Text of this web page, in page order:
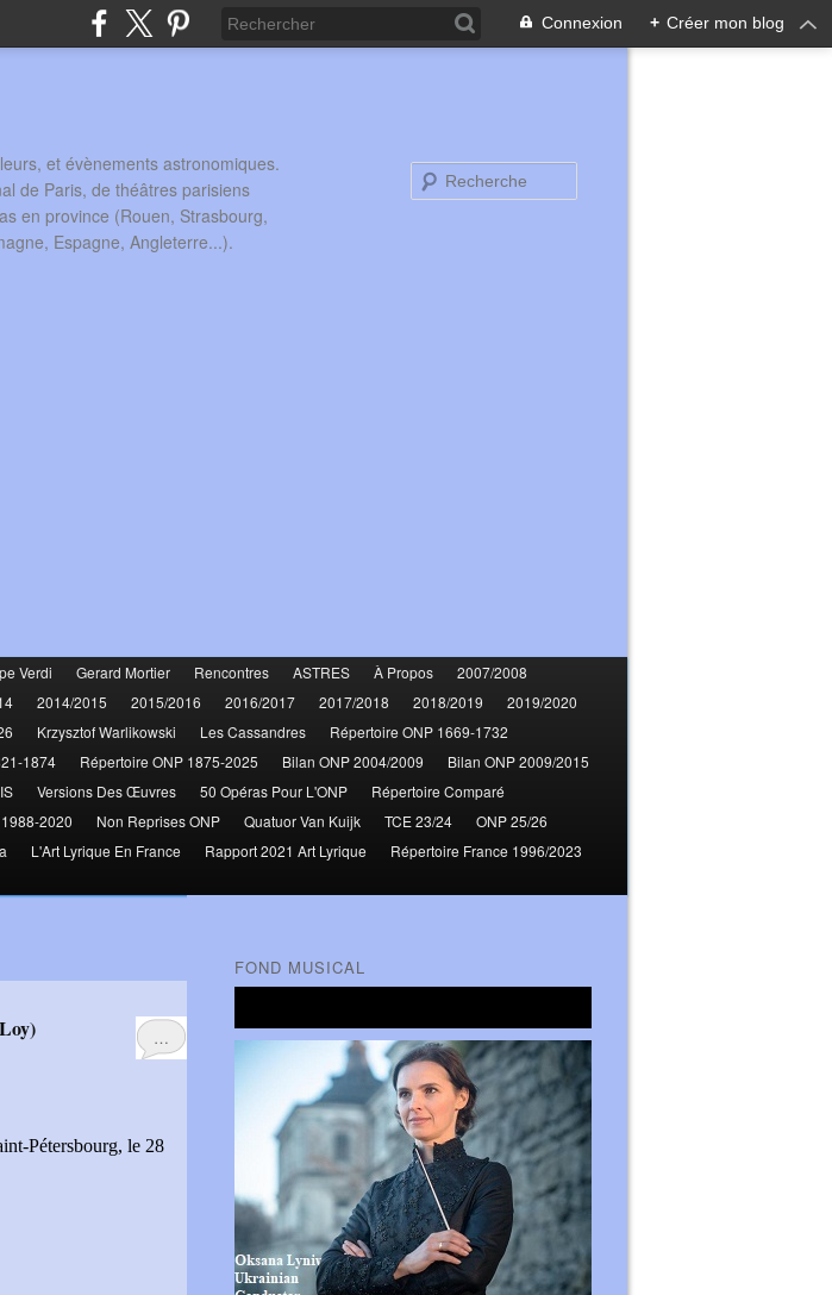
Connexion + Créer mon blog
et évènements astronomiques.
de Paris, de théâtres parisiens
en province (Rouen, Strasbourg,
Espagne, Angleterre...).
Verdi Gerard Mortier Rencontres ASTRES À Propos
2007/2008
2014/2015 2015/2016 2016/2017 2017/2018 2018/2019
2019/2020
Krzysztof Warlikowski Les Cassandres
Répertoire ONP 1669-1732
1874 Répertoire ONP 1875-2025 Bilan ONP 2004/2009
Bilan ONP 2009/2015
Versions Des Œuvres 50 Opéras Pour L'ONP
Répertoire Comparé
2020 Non Reprises ONP Quatuor Van Kuijk TCE 23/24
ONP 25/26
L'Art Lyrique En France Rapport 2021 Art Lyrique
Répertoire France 1996/2023
…
Pétersbourg, le 28
FOND MUSICAL